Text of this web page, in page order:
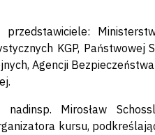
KGP, Państwowej
Agencji
Mirosław
kursu,